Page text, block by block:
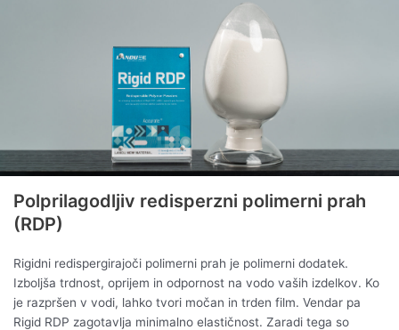
Polprilagodljiv redisperzni polimerni prah
(RDP)
Rigidni redispergirajoči polimerni prah je polimerni dodatek.
Izboljša trdnost, oprijem in odpornost na vodo vaših izdelkov. Ko
je razpršen v vodi, lahko tvori močan in trden film. Vendar pa
Rigid RDP zagotavlja minimalno elastičnost. Zaradi tega so